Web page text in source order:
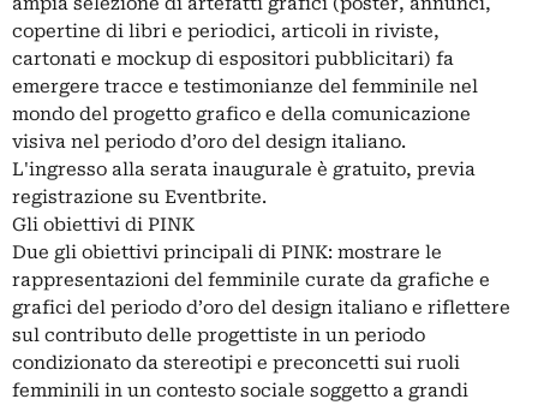
copertine di libri e periodici, articoli in riviste,
cartonati e mockup di espositori pubblicitari) fa
emergere tracce e testimonianze del femminile nel
mondo del progetto grafico e della comunicazione
visiva nel periodo d’oro del design italiano.
L'ingresso alla serata inaugurale è gratuito, previa
registrazione su Eventbrite.
Gli obiettivi di PINK
Due gli obiettivi principali di PINK: mostrare le
rappresentazioni del femminile curate da grafiche e
grafici del periodo d’oro del design italiano e riflettere
sul contributo delle progettiste in un periodo
condizionato da stereotipi e preconcetti sui ruoli
femminili in un contesto sociale soggetto a grandi